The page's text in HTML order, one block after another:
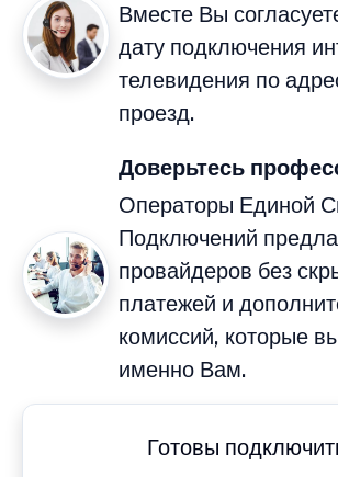
Вместе Вы
дату подключения
телевидения по
проезд.
Доверьтесь
Операторы Единой
Подключений
провайдеров без
платежей и
комиссий, которые
именно Вам.
Готовы